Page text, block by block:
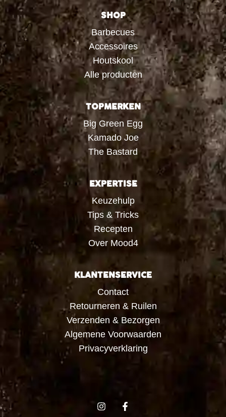
SHOP
Barbecues
Accessoires
Houtskool
Alle producten
TOPMERKEN
Big Green Egg
Kamado Joe
The Bastard
EXPERTISE
Keuzehulp
Tips & Tricks
Recepten
Over Mood4
KLANTENSERVICE
Contact
Retourneren & Ruilen
Verzenden & Bezorgen
Algemene Voorwaarden
Privacyverklaring